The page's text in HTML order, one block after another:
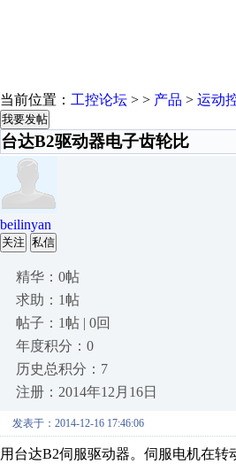
当前位置： 工控论坛 > > 产品 > 运动
我要发帖
台达B2驱动器电子齿轮比
beilinyan
关注 私信
精华：0帖
求助：1帖
帖子：1帖 | 0回
年度积分：0
历史总积分：7
注册：2014年12月16日
发表于：2014-12-16 17:46:06
用台达B2伺服驱动器。伺服电机在